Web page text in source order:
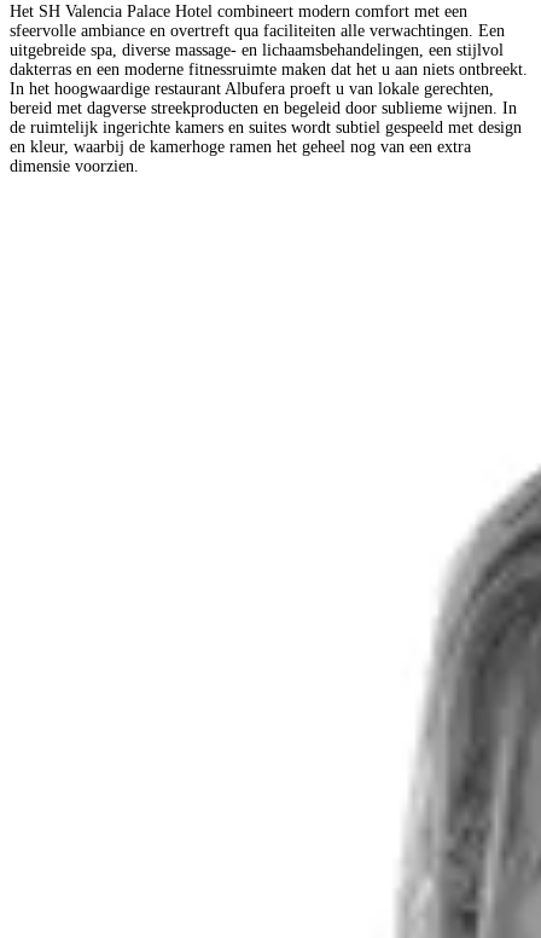
Het SH Valencia Palace Hotel combineert modern comfort met een
sfeervolle ambiance en overtreft qua faciliteiten alle verwachtingen. Een
uitgebreide spa, diverse massage- en lichaamsbehandelingen, een stijlvol
dakterras en een moderne fitnessruimte maken dat het u aan niets ontbreekt.
In het hoogwaardige restaurant Albufera proeft u van lokale gerechten,
bereid met dagverse streekproducten en begeleid door sublieme wijnen. In
de ruimtelijk ingerichte kamers en suites wordt subtiel gespeeld met design
en kleur, waarbij de kamerhoge ramen het geheel nog van een extra
dimensie voorzien.